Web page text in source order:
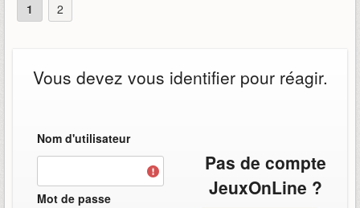
1 2
Vous devez vous identifier pour réagir.
Nom d'utilisateur
Mot de passe
Pas de compte
JeuxOnLine ?